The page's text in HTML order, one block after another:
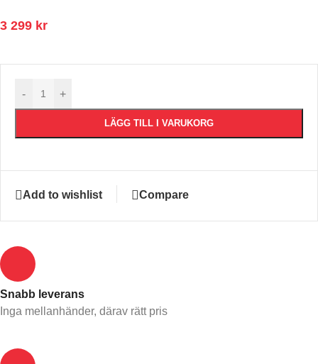
3 299 kr
- +
LÄGG TILL I VARUKORG
Add to wishlist Compare
Snabb leverans​
Inga mellanhänder, därav rätt pris